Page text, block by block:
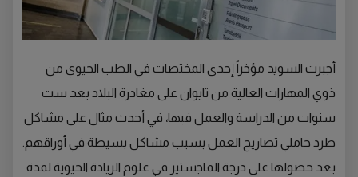
أجبرت السويد مؤخراً إحدى المختصات في الطب الحيوي من
ذوي المهارات العالية من تايوان على مغادرة البلاد بعد ست
سنوات من الدراسة والعمل فيها، في أحدث مثال على مشاكل
طرد حاملي تصاريح العمل بسبب مشاكل بسيطة في أوراقهم.
بعد حصولها على درجة الماجستير في علوم الريادة الحيوية لمدة